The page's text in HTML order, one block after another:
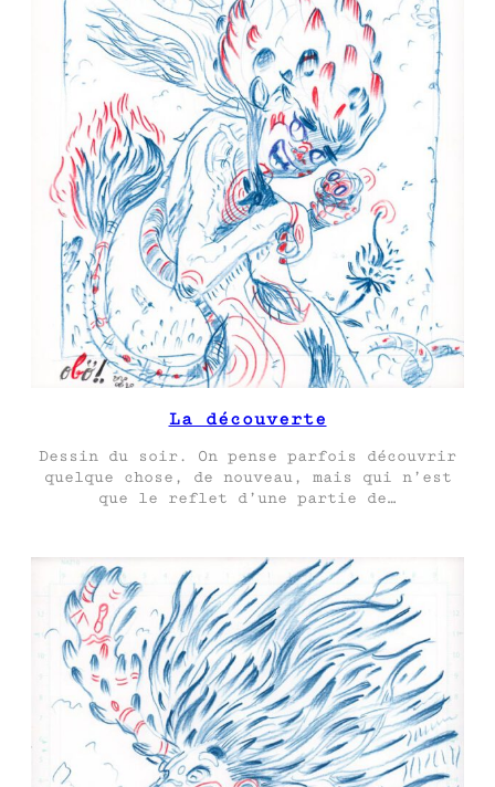
La découverte
Dessin du soir. On pense parfois découvrir
quelque chose, de nouveau, mais qui n’est
que le reflet d’une partie de…